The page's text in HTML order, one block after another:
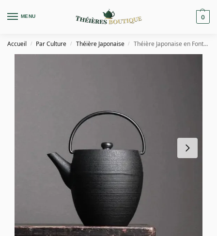
MENU 0
Accueil / Par Culture / Théière Japonaise / Théière Japonaise en Fonte Noire 1.1L